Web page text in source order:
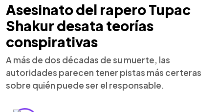
Asesinato del rapero Tupac
Shakur desata teorías
conspirativas
A más de dos décadas de su muerte, las
autoridades parecen tener pistas más certeras
sobre quién puede ser el responsable.